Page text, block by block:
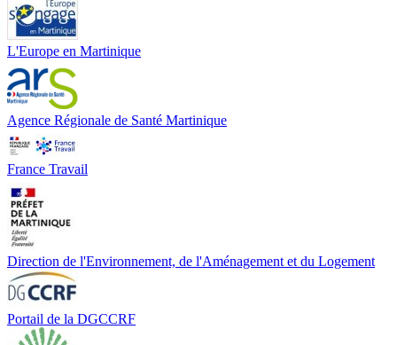
L'Europe en Martinique
Agence Régionale de Santé Martinique
France Travail
Direction de l'Environnement, de l'Aménagement et du Logement
Portail de la DGCCRF